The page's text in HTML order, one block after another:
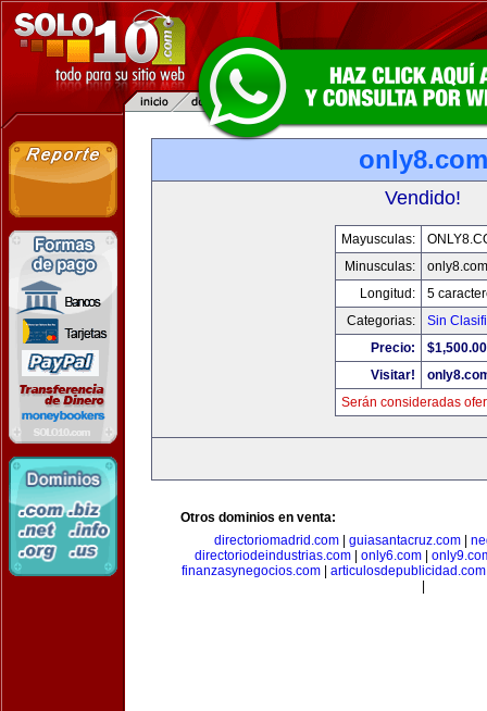
only8.com
Vendido!
Mayusculas:
Minusculas:
only8.com
Longitud:
5
Categorias:
Sin
Precio:
$1,500.00
Visitar!
Serán consideradas
Otros dominios en venta:
directoriomadrid.com| guiasantacruz.com|
directoriodeindustrias.com| only6.com|
finanzasynegocios.com| articulosdepublicidad.com